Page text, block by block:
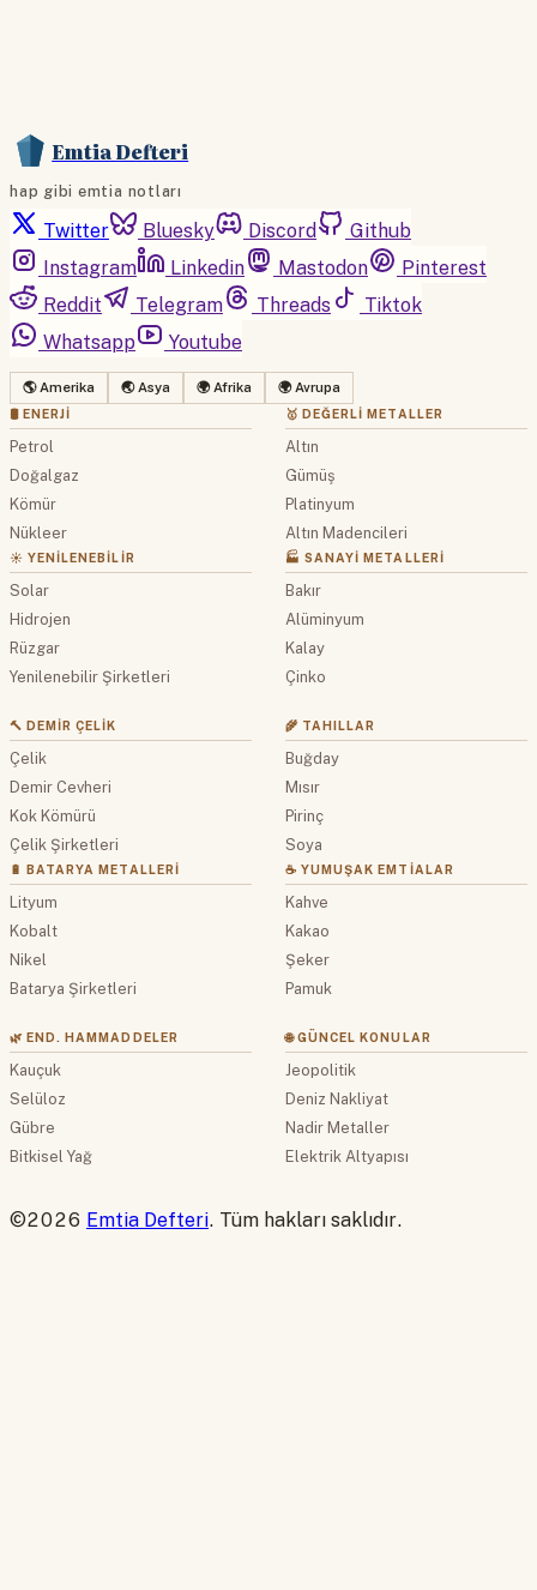
Emtia Defteri
hap gibi emtia notları
Twitter Bluesky Discord
Github
Instagram
Linkedin Mastodon
Pinterest
Reddit
Telegram Threads
Tiktok
Whatsapp
Youtube
🌎 Amerika 🌏 Asya 🌍 Afrika 🌍 Avrupa
🛢 ENERJI
Petrol
Doğalgaz
Kömür
Nükleer
☀️ YENILENEBILIR
Solar
Hidrojen
Rüzgar
Yenilenebilir Şirketleri
🥇 DEĞERLI METALLER
Altın
Gümüş
Platinyum
Altın Madencileri
🏭 SANAYI METALLERI
Bakır
Alüminyum
Kalay
Çinko
🔨 DEMIR ÇELIK
Çelik
Demir Cevheri
Kok Kömürü
Çelik Şirketleri
🔋 BATARYA METALLERI
Lityum
Kobalt
Nikel
Batarya Şirketleri
🌾 TAHILLAR
Buğday
Mısır
Pirinç
Soya
☕ YUMUŞAK EMTIALAR
Kahve
Kakao
Şeker
Pamuk
🌿 END. HAMMADDELER
Kauçuk
Selüloz
Gübre
Bitkisel Yağ
🌐 GÜNCEL KONULAR
Jeopolitik
Deniz Nakliyat
Nadir Metaller
Elektrik Altyapısı
©2026 Emtia Defteri. Tüm hakları saklıdır.